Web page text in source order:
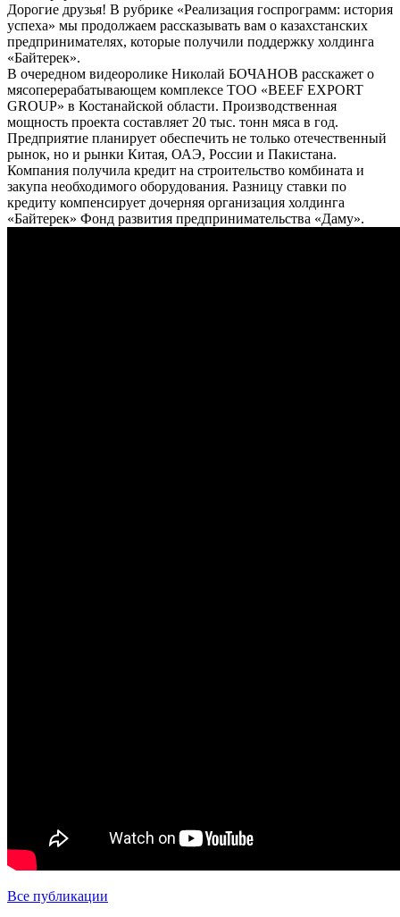
Дорогие друзья! В рубрике «Реализация госпрограмм: история
успеха» мы продолжаем рассказывать вам о казахстанских
предпринимателях, которые получили поддержку холдинга
«Байтерек».
В очередном видеоролике Николай БОЧАНОВ расскажет о
мясоперерабатывающем комплексе ТОО «BEEF EXPORT
GROUP» в Костанайской области. Производственная
мощность проекта составляет 20 тыс. тонн мяса в год.
Предприятие планирует обеспечить не только отечественный
рынок, но и рынки Китая, ОАЭ, России и Пакистана.
Компания получила кредит на строительство комбината и
закупа необходимого оборудования. Разницу ставки по
кредиту компенсирует дочерняя организация холдинга
«Байтерек» Фонд развития предпринимательства «Даму».
Все публикации